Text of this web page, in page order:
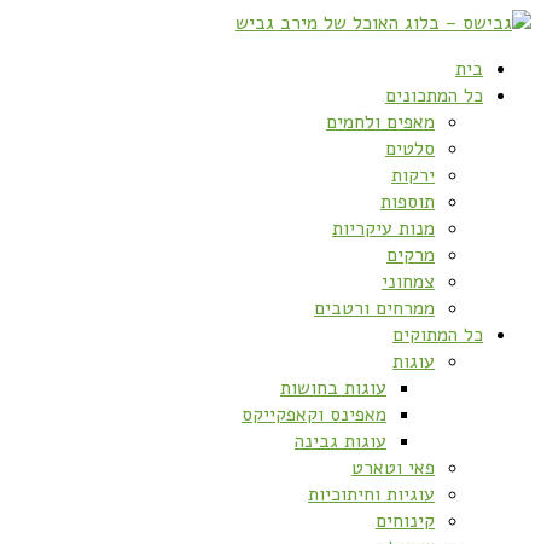
בית
כל המתכונים
מאפים ולחמים
סלטים
ירקות
תוספות
מנות עיקריות
מרקים
צמחוני
ממרחים ורטבים
כל המתוקים
עוגות
עוגות בחושות
מאפינס וקאפקייקס
עוגות גבינה
פאי וטארט
עוגיות וחיתוכיות
קינוחים